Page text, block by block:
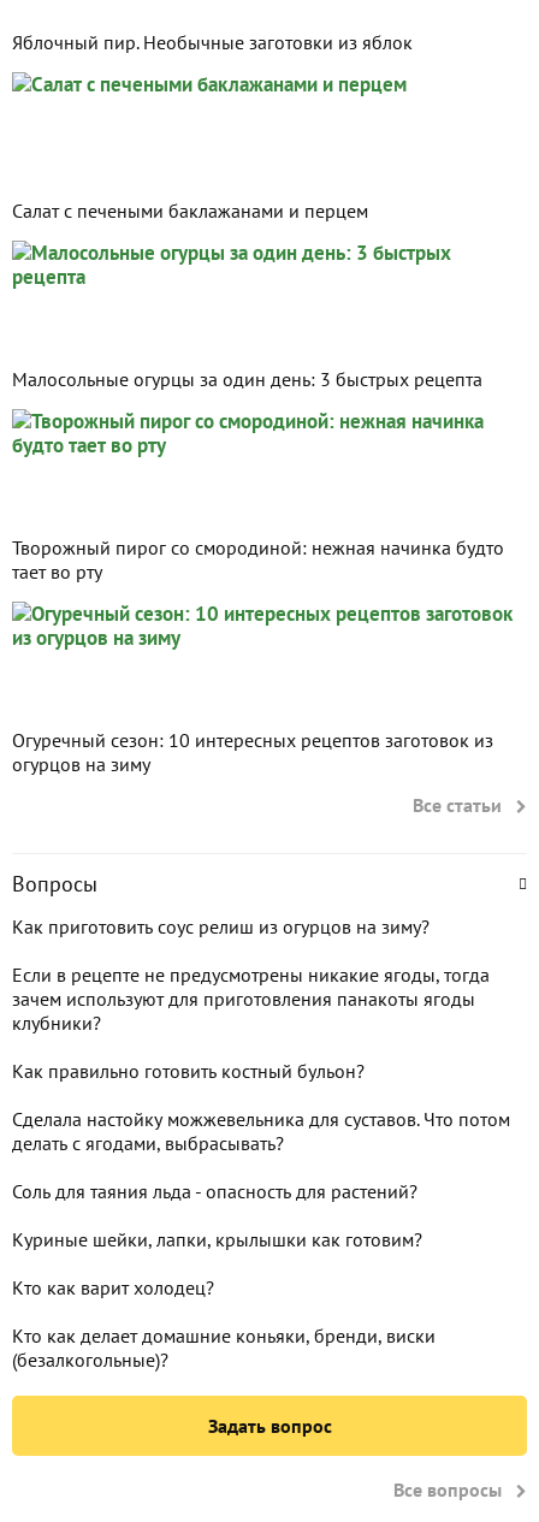
Яблочный пир. Необычные заготовки из яблок
Салат с печеными баклажанами и перцем
Малосольные огурцы за один день: 3 быстрых рецепта
Творожный пирог со смородиной: нежная начинка будто
тает во рту
Огуречный сезон: 10 интересных рецептов заготовок из
огурцов на зиму
Все статьи
Вопросы
Как приготовить соус релиш из огурцов на зиму?
Если в рецепте не предусмотрены никакие ягоды, тогда
зачем используют для приготовления панакоты ягоды
клубники?
Как правильно готовить костный бульон?
Сделала настойку можжевельника для суставов. Что потом
делать с ягодами, выбрасывать?
Соль для таяния льда - опасность для растений?
Куриные шейки, лапки, крылышки как готовим?
Кто как варит холодец?
Кто как делает домашние коньяки, бренди, виски
(безалкогольные)?
Задать вопрос
Все вопросы